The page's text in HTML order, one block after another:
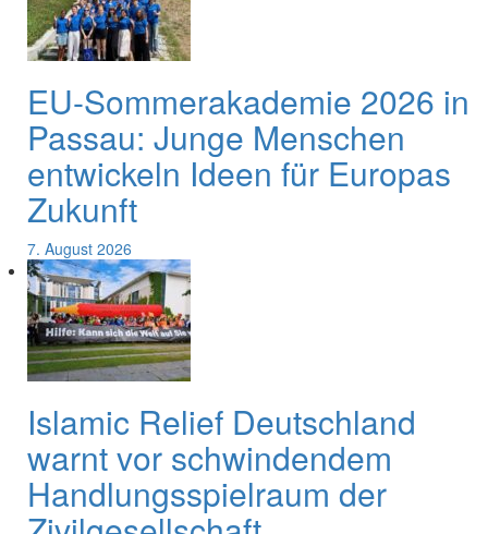
EU-Sommerakademie 2026 in
Passau: Junge Menschen
entwickeln Ideen für Europas
Zukunft
7. August 2026
Islamic Relief Deutschland
warnt vor schwindendem
Handlungsspielraum der